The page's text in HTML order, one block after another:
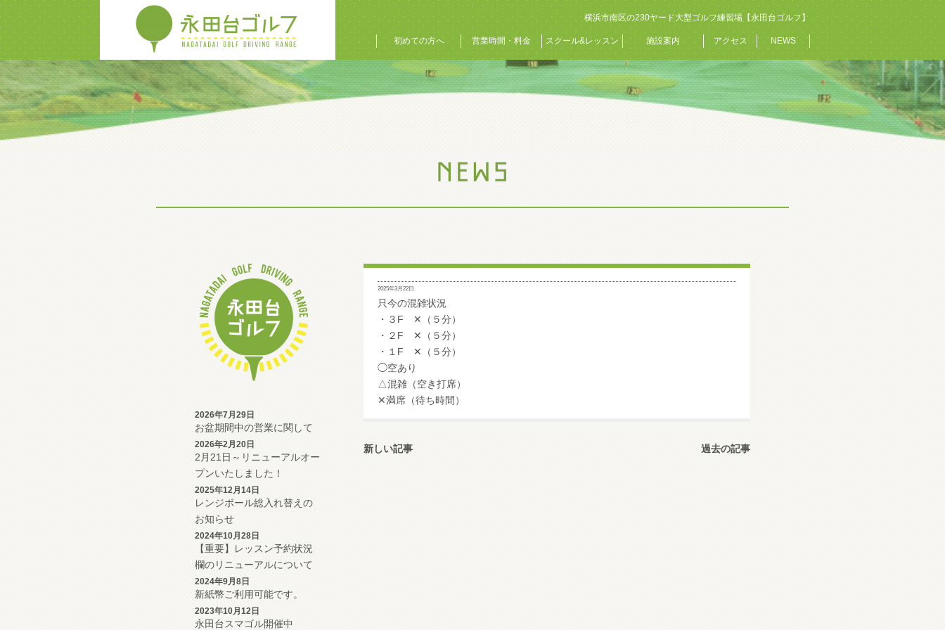
横浜市南区の230ヤード大型ゴルフ練習場【永田台ゴルフ】
初めての方へ 営業時間・料金 スクール&レッスン 施設案内 アクセス NEWS
2026年7月29日
お盆期間中の営業に関して
2026年2月20日
2月21日～リニューアルオー
プンいたしました！
2025年12月14日
レンジボール総入れ替えの
お知らせ
2024年10月28日
【重要】レッスン予約状況
欄のリニューアルについて
2024年9月8日
新紙幣ご利用可能です。
2023年10月12日
永田台スマゴル開催中
2025年3月22日
只今の混雑状況
・３F ✕（５分）
・２F ✕（５分）
・１F ✕（５分）
◯空あり
△混雑（空き打席）
✕満席（待ち時間）
新しい記事 過去の記事